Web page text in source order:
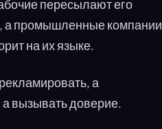
пересылают его
а промышленные компании
на их языке.
а
вызывать доверие.